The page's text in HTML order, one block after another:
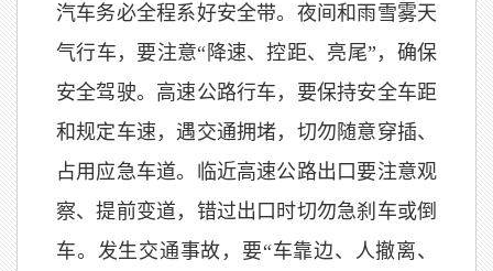
汽车务必全程系好安全带。夜间和雨雪雾天
气行车，要注意“降速、控距、亮尾”，确保
安全驾驶。高速公路行车，要保持安全车距
和规定车速，遇交通拥堵，切勿随意穿插、
占用应急车道。临近高速公路出口要注意观
察、提前变道，错过出口时切勿急刹车或倒
车。发生交通事故，要“车靠边、人撤离、